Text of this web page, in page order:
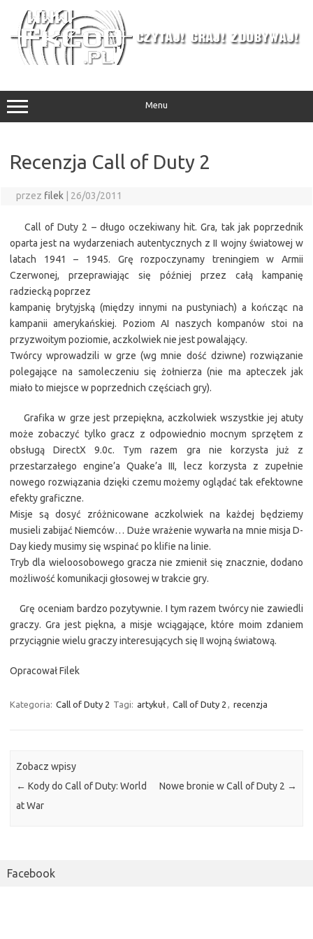
treści
Menu
Recenzja Call of Duty 2
przez filek 26/03/2011
Call of Duty 2 – długo oczekiwany hit. Gra, tak jak poprzednik
oparta jest na wydarzeniach autentycznych z II wojny światowej w
latach 1941 – 1945. Grę rozpoczynamy treningiem w Armii
Czerwonej, przeprawiając się później przez całą kampanię
radziecką poprzez
kampanię brytyjską (między innymi na pustyniach) a kończąc na
kampanii amerykańskiej. Poziom AI naszych kompanów stoi na
przyzwoitym poziomie, aczkolwiek nie jest powalający.
Twórcy wprowadzili w grze (wg mnie dość dziwne) rozwiązanie
polegające na samoleczeniu się żołnierza (nie ma apteczek jak
miało to miejsce w poprzednich częściach gry).
Grafika w grze jest przepiękna, aczkolwiek wszystkie jej atuty
może zobaczyć tylko gracz z odpowiednio mocnym sprzętem z
obsługą DirectX 9.0c. Tym razem gra nie korzysta już z
przestarzałego engine’a Quake’a III, lecz korzysta z zupełnie
nowego rozwiązania dzięki czemu możemy oglądać tak efektowne
efekty graficzne.
Misje są dosyć zróżnicowane aczkolwiek na każdej będziemy
musieli zabijać Niemców… Duże wrażenie wywarła na mnie misja D-
Day kiedy musimy się wspinać po klifie na linie.
Tryb dla wieloosobowego gracza nie zmienił się znacznie, dodano
możliwość komunikacji głosowej w trakcie gry.
Grę oceniam bardzo pozytywnie. I tym razem twórcy nie zawiedli
graczy. Gra jest piękna, a misje wciągające, które moim zdaniem
przyciągnie wielu graczy interesujących się II wojną światową.
Opracował Filek
Kategoria: Call of Duty 2 Tagi: artykuł Call of Duty 2 recenzja
Zobacz wpisy
← Kody do Call of Duty: World
at War
Nowe bronie w Call of Duty 2 →
Facebook